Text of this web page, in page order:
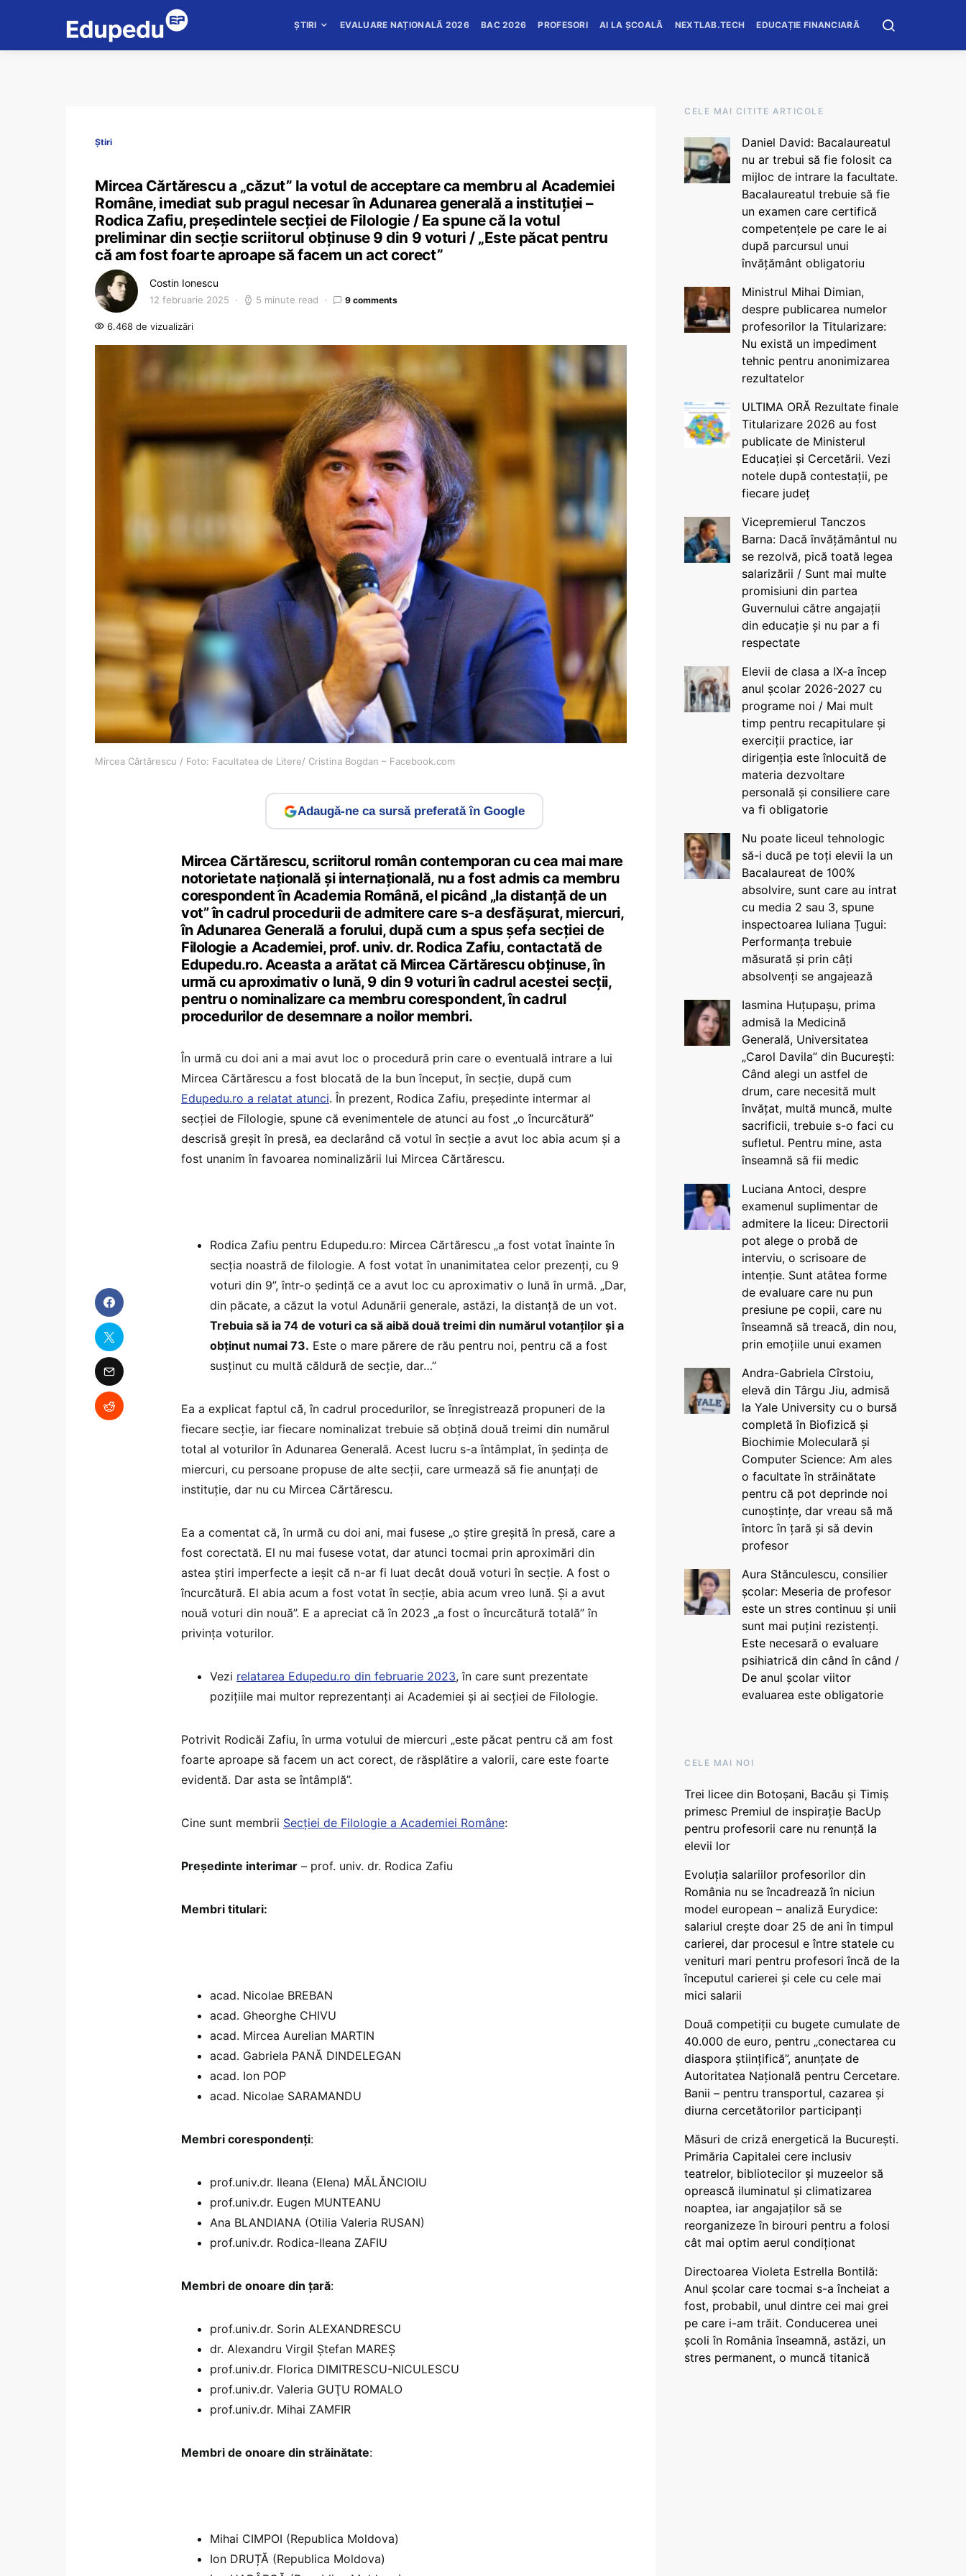
ȘTIRI EVALUARE NAȚIONALĂ 2026 BAC 2026 PROFESORI AI LA ȘCOALĂ NEXTLAB.TECH EDUCAȚIE FINANCIARĂ
Știri
Mircea Cărtărescu a „căzut” la votul de acceptare ca membru al Academiei
Române, imediat sub pragul necesar în Adunarea generală a instituției –
Rodica Zafiu, președintele secției de Filologie / Ea spune că la votul
preliminar din secție scriitorul obținuse 9 din 9 voturi / „Este păcat pentru
că am fost foarte aproape să facem un act corect”
Costin Ionescu
12 februarie 2025 5 minute read 9 comments
6.468 de vizualizări
Mircea Cărtărescu / Foto: Facultatea de Litere/ Cristina Bogdan – Facebook.com
Adaugă-ne ca sursă preferată în Google
Mircea Cărtărescu, scriitorul român contemporan cu cea mai mare
notorietate națională și internațională, nu a fost admis ca membru
corespondent în Academia Română, el picând „la distanță de un
vot” în cadrul procedurii de admitere care s-a desfășurat, miercuri,
în Adunarea Generală a forului, după cum a spus șefa secției de
Filologie a Academiei, prof. univ. dr. Rodica Zafiu, contactată de
Edupedu.ro. Aceasta a arătat că Mircea Cărtărescu obținuse, în
urmă cu aproximativ o lună, 9 din 9 voturi în cadrul acestei secții,
pentru o nominalizare ca membru corespondent, în cadrul
procedurilor de desemnare a noilor membri.
În urmă cu doi ani a mai avut loc o procedură prin care o eventuală intrare a lui
Mircea Cărtărescu a fost blocată de la bun început, în secție, după cum
Edupedu.ro a relatat atunci. În prezent, Rodica Zafiu, președinte intermar al
secției de Filologie, spune că evenimentele de atunci au fost „o încurcătură”
descrisă greșit în presă, ea declarând că votul în secție a avut loc abia acum și a
fost unanim în favoarea nominalizării lui Mircea Cărtărescu.
Rodica Zafiu pentru Edupedu.ro: Mircea Cărtărescu „a fost votat înainte în
secția noastră de filologie. A fost votat în unanimitatea celor prezenți, cu 9
voturi din 9”, într-o ședință ce a avut loc cu aproximativ o lună în urmă. „Dar,
din păcate, a căzut la votul Adunării generale, astăzi, la distanță de un vot.
Trebuia să ia 74 de voturi ca să aibă două treimi din numărul votanților și a
obținut numai 73. Este o mare părere de rău pentru noi, pentru că a fost
susținut cu multă căldură de secție, dar…”
Ea a explicat faptul că, în cadrul procedurilor, se înregistrează propuneri de la
fiecare secție, iar fiecare nominalizat trebuie să obțină două treimi din numărul
total al voturilor în Adunarea Generală. Acest lucru s-a întâmplat, în ședința de
miercuri, cu persoane propuse de alte secții, care urmează să fie anunțați de
instituție, dar nu cu Mircea Cărtărescu.
Ea a comentat că, în urmă cu doi ani, mai fusese „o știre greșită în presă, care a
fost corectată. El nu mai fusese votat, dar atunci tocmai prin aproximări din
astea știri imperfecte a ieșit că n-ar fi luat decât două voturi în secție. A fost o
încurcătură. El abia acum a fost votat în secție, abia acum vreo lună. Și a avut
nouă voturi din nouă”. E a apreciat că în 2023 „a fost o încurcătură totală” în
privința voturilor.
Vezi relatarea Edupedu.ro din februarie 2023, în care sunt prezentate
pozițiile mai multor reprezentanți ai Academiei și ai secției de Filologie.
Potrivit Rodicăi Zafiu, în urma votului de miercuri „este păcat pentru că am fost
foarte aproape să facem un act corect, de răsplătire a valorii, care este foarte
evidentă. Dar asta se întâmplă”.
Cine sunt membrii Secției de Filologie a Academiei Române:
Președinte interimar – prof. univ. dr. Rodica Zafiu
Membri titulari:
acad. Nicolae BREBAN
acad. Gheorghe CHIVU
acad. Mircea Aurelian MARTIN
acad. Gabriela PANĂ DINDELEGAN
acad. Ion POP
acad. Nicolae SARAMANDU
Membri corespondenţi:
prof.univ.dr. Ileana (Elena) MĂLĂNCIOIU
prof.univ.dr. Eugen MUNTEANU
Ana BLANDIANA (Otilia Valeria RUSAN)
prof.univ.dr. Rodica-Ileana ZAFIU
Membri de onoare din ţară:
prof.univ.dr. Sorin ALEXANDRESCU
dr. Alexandru Virgil Ştefan MAREŞ
prof.univ.dr. Florica DIMITRESCU-NICULESCU
prof.univ.dr. Valeria GUŢU ROMALO
prof.univ.dr. Mihai ZAMFIR
Membri de onoare din străinătate:
Mihai CIMPOI (Republica Moldova)
Ion DRUȚĂ (Republica Moldova)
CELE MAI CITITE ARTICOLE
Daniel David: Bacalaureatul
nu ar trebui să fie folosit ca
mijloc de intrare la facultate.
Bacalaureatul trebuie să fie
un examen care certifică
competențele pe care le ai
după parcursul unui
învățământ obligatoriu
Ministrul Mihai Dimian,
despre publicarea numelor
profesorilor la Titularizare:
Nu există un impediment
tehnic pentru anonimizarea
rezultatelor
ULTIMA ORĂ Rezultate finale
Titularizare 2026 au fost
publicate de Ministerul
Educației și Cercetării. Vezi
notele după contestații, pe
fiecare județ
Vicepremierul Tanczos
Barna: Dacă învățământul nu
se rezolvă, pică toată legea
salarizării / Sunt mai multe
promisiuni din partea
Guvernului către angajații
din educație și nu par a fi
respectate
Elevii de clasa a IX-a încep
anul școlar 2026-2027 cu
programe noi / Mai mult
timp pentru recapitulare și
exerciții practice, iar
dirigenția este înlocuită de
materia dezvoltare
personală și consiliere care
va fi obligatorie
Nu poate liceul tehnologic
să-i ducă pe toți elevii la un
Bacalaureat de 100%
absolvire, sunt care au intrat
cu media 2 sau 3, spune
inspectoarea Iuliana Țugui:
Performanța trebuie
măsurată și prin câți
absolvenți se angajează
Iasmina Huțupașu, prima
admisă la Medicină
Generală, Universitatea
„Carol Davila” din București:
Când alegi un astfel de
drum, care necesită mult
învățat, multă muncă, multe
sacrificii, trebuie s-o faci cu
sufletul. Pentru mine, asta
înseamnă să fii medic
Luciana Antoci, despre
examenul suplimentar de
admitere la liceu: Directorii
pot alege o probă de
interviu, o scrisoare de
intenție. Sunt atâtea forme
de evaluare care nu pun
presiune pe copii, care nu
înseamnă să treacă, din nou,
prin emoțiile unui examen
Andra-Gabriela Cîrstoiu,
elevă din Târgu Jiu, admisă
la Yale University cu o bursă
completă în Biofizică și
Biochimie Moleculară și
Computer Science: Am ales
o facultate în străinătate
pentru că pot deprinde noi
cunoștințe, dar vreau să mă
întorc în țară și să devin
profesor
Aura Stănculescu, consilier
școlar: Meseria de profesor
este un stres continuu și unii
sunt mai puțini rezistenți.
Este necesară o evaluare
psihiatrică din când în când /
De anul școlar viitor
evaluarea este obligatorie
CELE MAI NOI
Trei licee din Botoșani, Bacău și Timiș
primesc Premiul de inspirație BacUp
pentru profesorii care nu renunță la
elevii lor
Evoluția salariilor profesorilor din
România nu se încadrează în niciun
model european – analiză Eurydice:
salariul crește doar 25 de ani în timpul
carierei, dar procesul e între statele cu
venituri mari pentru profesori încă de la
începutul carierei și cele cu cele mai
mici salarii
Două competiții cu bugete cumulate de
40.000 de euro, pentru „conectarea cu
diaspora științifică”, anunțate de
Autoritatea Națională pentru Cercetare.
Banii – pentru transportul, cazarea și
diurna cercetătorilor participanți
Măsuri de criză energetică la București.
Primăria Capitalei cere inclusiv
teatrelor, bibliotecilor și muzeelor să
oprească iluminatul și climatizarea
noaptea, iar angajaților să se
reorganizeze în birouri pentru a folosi
cât mai optim aerul condiționat
Directoarea Violeta Estrella Bontilă:
Anul școlar care tocmai s-a încheiat a
fost, probabil, unul dintre cei mai grei
pe care i-am trăit. Conducerea unei
școli în România înseamnă, astăzi, un
stres permanent, o muncă titanică